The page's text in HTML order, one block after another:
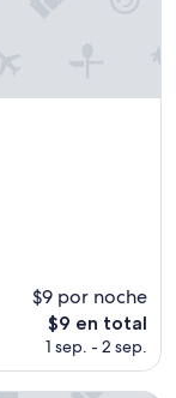
$9 por noche
El
precio
$9 en total
1 sep. - 2 sep.